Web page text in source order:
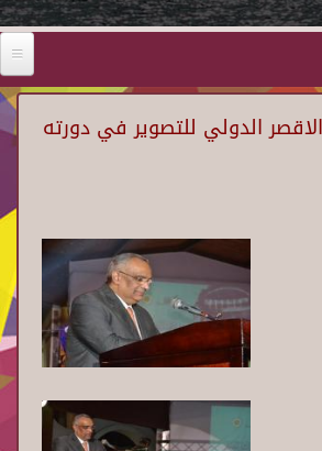
الدولي للتصوير في دورته